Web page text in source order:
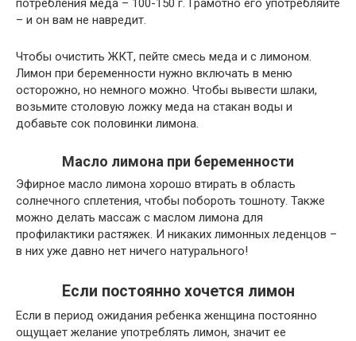
потребления меда – 100-150 г. Грамотно его употребляйте
– и он вам не навредит.
Чтобы очистить ЖКТ, пейте смесь меда и с лимоном.
Лимон при беременности нужно включать в меню
осторожно, но немного можно. Чтобы вывести шлаки,
возьмите столовую ложку меда на стакан воды и
добавьте сок половинки лимона.
Масло лимона при беременности
Эфирное масло лимона хорошо втирать в область
солнечного сплетения, чтобы побороть тошноту. Также
можно делать массаж с маслом лимона для
профилактики растяжек. И никаких лимонных леденцов –
в них уже давно нет ничего натурального!
Если постоянно хочется лимон
Если в период ожидания ребенка женщина постоянно
ощущает желание употреблять лимон, значит ее